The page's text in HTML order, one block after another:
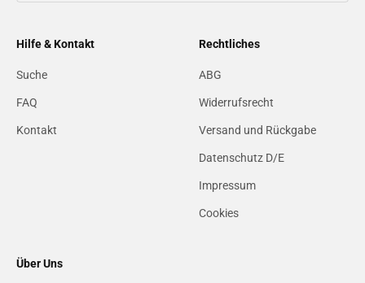
Hilfe & Kontakt
Suche
FAQ
Kontakt
Rechtliches
ABG
Widerrufsrecht
Versand und Rückgabe
Datenschutz D/E
Impressum
Cookies
Über Uns